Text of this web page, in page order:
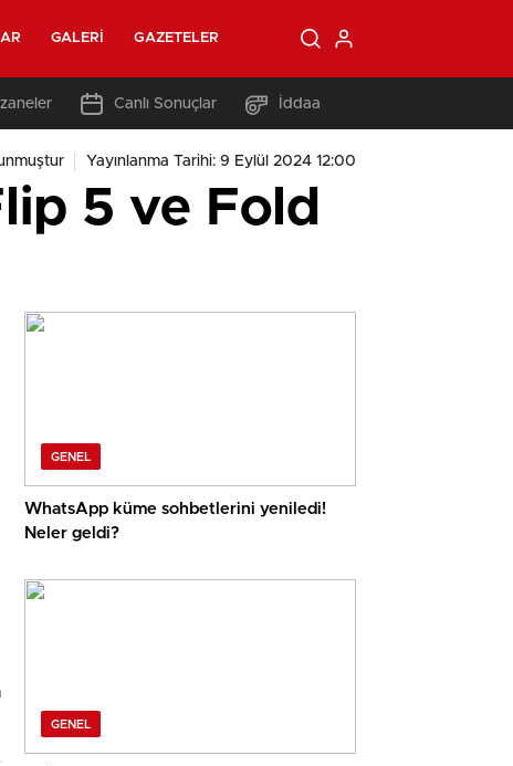
GALERI GAZETELER
Canlı Sonuçlar İddaa
Yayınlanma Tarihi: 9 Eylül 2024 12:00
5 ve Fold
GENEL
WhatsApp küme sohbetlerini yeniledi!
Neler geldi?
GENEL